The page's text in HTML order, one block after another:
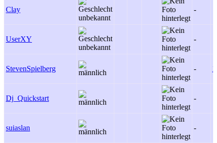
Clay -
UserXY -
StevenSpielberg - 1
Dj_Quickstart -
suiaslan -